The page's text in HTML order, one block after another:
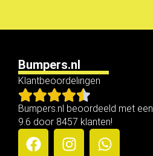
Bumpers.nl
Klantbeoordelingen
Bumpers.nl beoordeeld met een
9.6 door 8457 klanten!